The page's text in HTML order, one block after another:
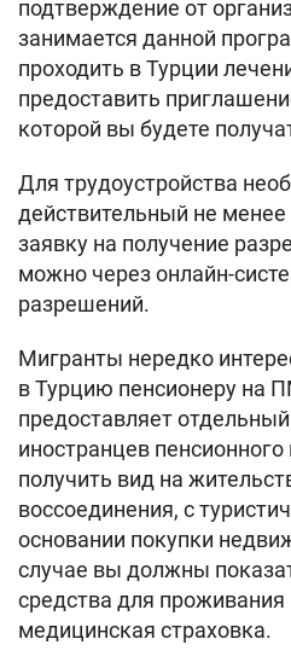
подтверждение от
занимается данной
проходить в Турции
предоставить
которой вы будете
Для трудоустройства
действительный не менее
заявку на получение
можно через онлайн-
разрешений.
Мигранты нередко
в Турцию пенсионеру на
предоставляет
иностранцев
получить вид на
воссоединения, с
основании покупки
случае вы должны
средства для
медицинская страховка.